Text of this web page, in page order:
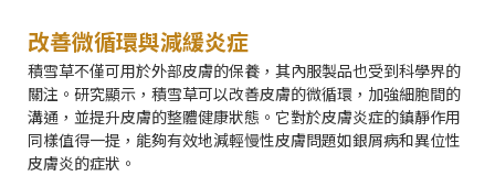
改善微循環與減緩炎症
積雪草不僅可用於外部皮膚的保養，其內服製品也受到科學界的
關注。研究顯示，積雪草可以改善皮膚的微循環，加強細胞間的
溝通，並提升皮膚的整體健康狀態。它對於皮膚炎症的鎮靜作用
同樣值得一提，能夠有效地減輕慢性皮膚問題如銀屑病和異位性
皮膚炎的症狀。